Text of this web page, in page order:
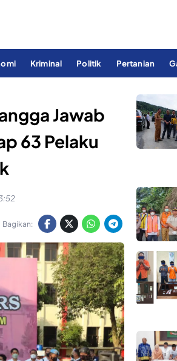
Kriminal Politik Pertanian
Jawab
63 Pelaku
Bagikan: